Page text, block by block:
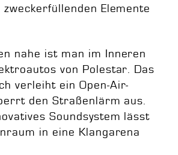
zweckerfüllenden Elemente
nahe ist man im Inneren
von Polestar. Das
verleiht ein Open-Air-
den Straßenlärm aus.
Soundsystem lässt
in eine Klangarena